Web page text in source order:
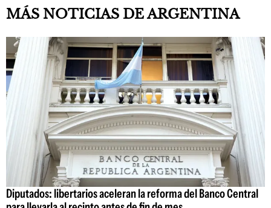
MÁS NOTICIAS DE ARGENTINA
Diputados: libertarios aceleran la reforma del Banco Central